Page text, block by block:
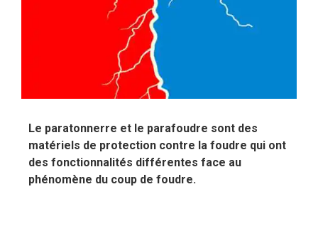
Le paratonnerre et le parafoudre sont des
matériels de protection contre la foudre qui ont
des fonctionnalités différentes face au
phénomène du coup de foudre.